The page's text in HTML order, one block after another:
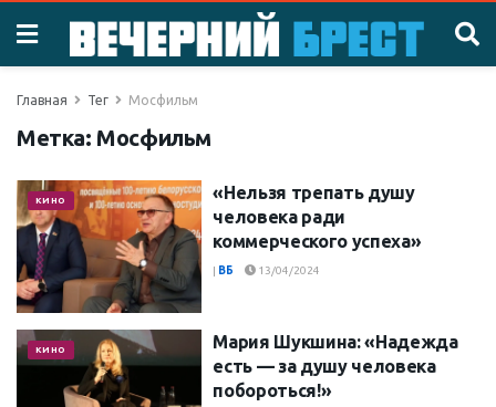
Главная Тег Мосфильм
Метка: Мосфильм
КИНО
«Нельзя трепать душу
человека ради
коммерческого успеха»
| ВБ 13/04/2024
КИНО
Мария Шукшина: «Надежда
есть — за душу человека
побороться!»